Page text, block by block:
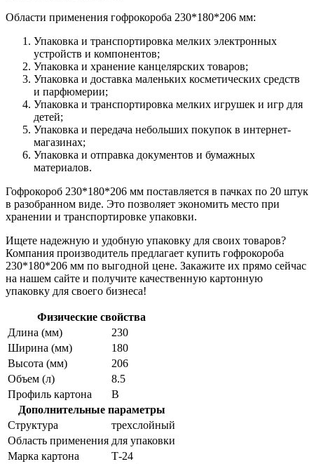
Области применения гофрокороба 230*180*206 мм:
Упаковка и транспортировка мелких электронных
устройств и компонентов;
Упаковка и хранение канцелярских товаров;
Упаковка и доставка маленьких косметических средств
и парфюмерии;
Упаковка и транспортировка мелких игрушек и игр для
детей;
Упаковка и передача небольших покупок в интернет-
магазинах;
Упаковка и отправка документов и бумажных
материалов.
Гофрокороб 230*180*206 мм поставляется в пачках по 20 штук
в разобранном виде. Это позволяет экономить место при
хранении и транспортировке упаковки.
Ищете надежную и удобную упаковку для своих товаров?
Компания производитель предлагает купить гофрокороба
230*180*206 мм по выгодной цене. Закажите их прямо сейчас
на нашем сайте и получите качественную картонную
упаковку для своего бизнеса!
Физические свойства
Длина (мм)
230
Ширина (мм)
180
Высота (мм)
206
Объем (л)
8.5
Профиль картона
В
Дополнительные параметры
Структура
трехслойный
Область применения для упаковки
Марка картона
Т-24